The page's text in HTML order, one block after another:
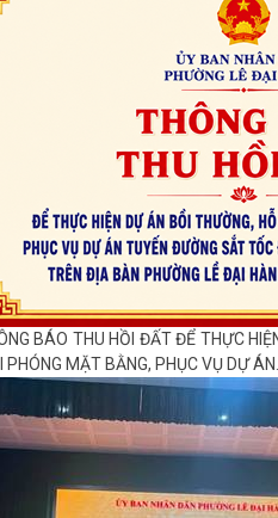
triển khai, thực hiện Dự án bồi
vụ Dự án tuyến đường...
BÁO THU HỒI ĐẤT ĐỂ THỰC